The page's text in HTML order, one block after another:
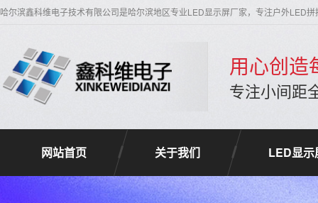
哈尔滨鑫科维电子技术有限公司是哈尔滨地区专业LED显示屏厂家，专注户外LED
用心创造
专注小间距
网站首页 关于我们 LED显示